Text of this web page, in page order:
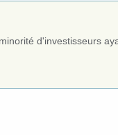
d'investisseurs